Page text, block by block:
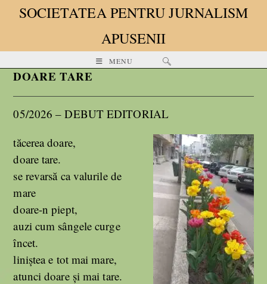
SOCIETATEA PENTRU JURNALISM
APUSENII
MENU
DOARE TARE
05/2026 – DEBUT EDITORIAL
tăcerea doare,
doare tare.
se revarsă ca valurile de
mare
doare-n piept,
auzi cum sângele curge
încet.
liniștea e tot mai mare,
atunci doare și mai tare.